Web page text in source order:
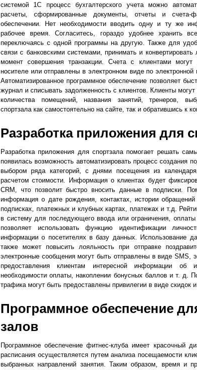
системой 1С процесс бухгалтерского учета можно
расчеты, сформированные документы, отчеты и счета-
обеспечении. Нет необходимости вводить одну и ту же
рабочее время. Согласитесь, гораздо удобнее хранить
переключаясь с одной программы на другую. Также для
связи с банковскими системами, принимать и
момент совершения транзакции. Счета с клиентами
носителе или отправлены в электронном виде по
Автоматизированное программное обеспечение позволяет
журнал и списывать задолженность с клиентов. Клиенты
количества помещений, названия занятий, тренеров,
спортзала как самостоятельно на сайте, так и обратившись к
Разработка приложения для
Разработка приложения для спортзала помогает решать
появилась возможность автоматизировать процесс создания
выбором ряда категорий, с днями посещения из
расчетом стоимости. Информация о клиентах будет
CRM, что позволит быстро вносить данные в подписки.
информация о дате рождения, контактах, истории
подписках, платежных и клубных картах, платежах и т.д.
в систему для последующего ввода или ограничения,
позволяет использовать функцию идентификации
информации о посетителях в базу данных. Использование
также может повысить лояльность при отправке
электронные сообщения могут быть отправлены в виде SMS,
предоставления клиентам интересной информации об
необходимости оплаты, накоплении бонусных баллов и т. д.
трафика могут быть предоставлены привилегии в виде скидок и
Программное обеспечение
залов
Программное обеспечение фитнес-клуба имеет красочный
расписания осуществляется путем анализа посещаемости
выбранных направлений занятия. Таким образом, время и